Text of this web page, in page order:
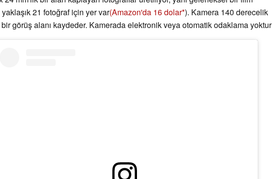
21 fotoğraf için yer var(Amazon'da 16 dolar ). Kamera 140 derecelik
görüş alanı kaydeder. Kamerada elektronik veya otomatik odaklama yoktur